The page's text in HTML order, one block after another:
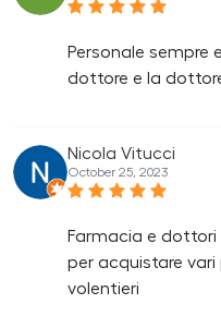
Personale sempre
dottore e la
Nicola Vitucci
October 25, 2023
Farmacia e
per acquistare
volentieri